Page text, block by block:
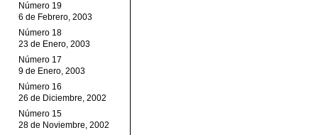
Número 19
6 de Febrero, 2003
Número 18
23 de Enero, 2003
Número 17
9 de Enero, 2003
Número 16
26 de Diciembre, 2002
Número 15
28 de Noviembre, 2002